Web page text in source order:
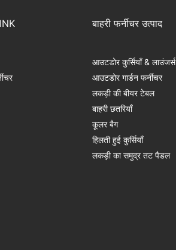
बाहरी फर्नीचर उत्पाद
आउटडोर कुर्सियाँ & लाउंजर्स
आउटडोर गार्डन फर्नीचर
लकड़ी की बीयर टेबल
बाहरी छतरियाँ
कूलर बैग
हिलती हुई कुर्सियाँ
लकड़ी का समुद्र तट पैडल